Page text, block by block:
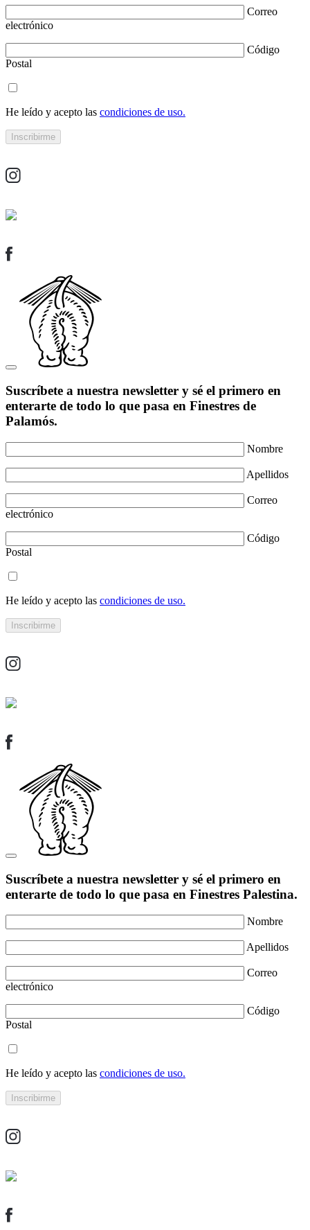
Correo
electrónico
Código
Postal
He leído y acepto las condiciones de uso.
Suscríbete a nuestra newsletter y sé el primero en
enterarte de todo lo que pasa en Finestres de
Palamós.
Nombre
Apellidos
Correo
electrónico
Código
Postal
He leído y acepto las condiciones de uso.
Suscríbete a nuestra newsletter y sé el primero en
enterarte de todo lo que pasa en Finestres Palestina.
Nombre
Apellidos
Correo
electrónico
Código
Postal
He leído y acepto las condiciones de uso.